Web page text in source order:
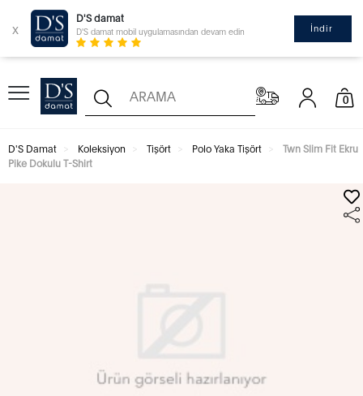
x
D'S damat
D'S damat mobil uygulamasından devam edin İndir
0
D'S Damat Koleksiyon Tişört Polo Yaka Tişört
Twn Slim Fit Ekru
Pike Dokulu T-Shirt